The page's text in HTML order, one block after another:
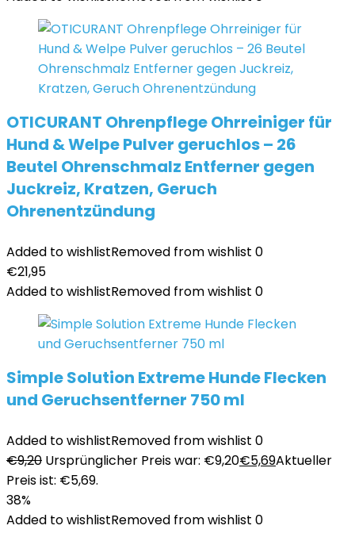
OTICURANT Ohrenpflege Ohrreiniger für
Hund & Welpe Pulver geruchlos – 26
Beutel Ohrenschmalz Entferner gegen
Juckreiz, Kratzen, Geruch
Ohrenentzündung
Added to wishlistRemoved from wishlist 0
€21,95
Added to wishlistRemoved from wishlist 0
Simple Solution Extreme Hunde Flecken
und Geruchsentferner 750 ml
Added to wishlistRemoved from wishlist 0
€9,20 Ursprünglicher Preis war: €9,20€5,69Aktueller
Preis ist: €5,69.
38%
Added to wishlistRemoved from wishlist 0